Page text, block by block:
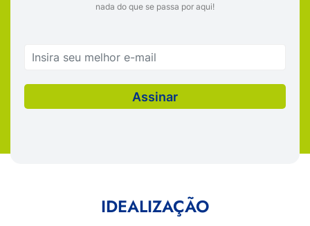
nada do que se passa por aqui!
IDEALIZAÇÃO